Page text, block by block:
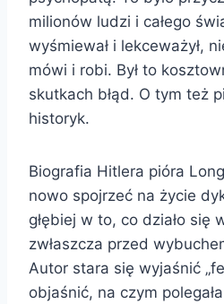
milionów ludzi i całego
wyśmiewał i lekceważył,
mówi i robi. Był to
skutkach błąd. O tym też
historyk.
Biografia Hitlera pióra
nowo spojrzeć na życie
głębiej w to, co działo się
zwłaszcza przed
Autor stara się wyjaśnić
objaśnić, na czym